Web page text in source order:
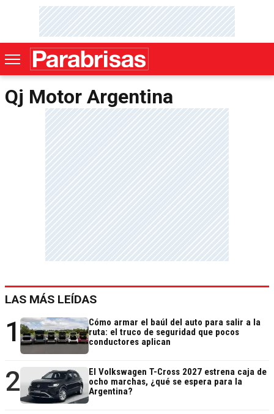
Qj Motor Argentina
LAS MÁS LEÍDAS
1
Cómo armar el baúl del auto para salir a la
ruta: el truco de seguridad que pocos
conductores aplican
2
El Volkswagen T-Cross 2027 estrena caja de
ocho marchas, ¿qué se espera para la
Argentina?